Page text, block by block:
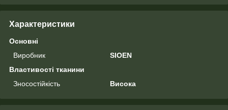
Характеристики
Основні
Виробник
SIOEN
Властивості тканини
Зносостійкість
Висока